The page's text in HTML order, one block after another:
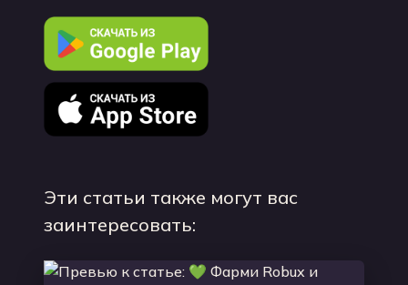
Эти статьи также могут вас
заинтересовать: